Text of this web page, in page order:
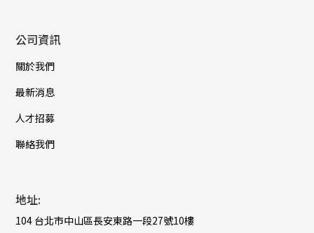
公司資訊
關於我們
最新消息
人才招募
聯絡我們
地址:
104 台北市中山區長安東路一段27號10樓